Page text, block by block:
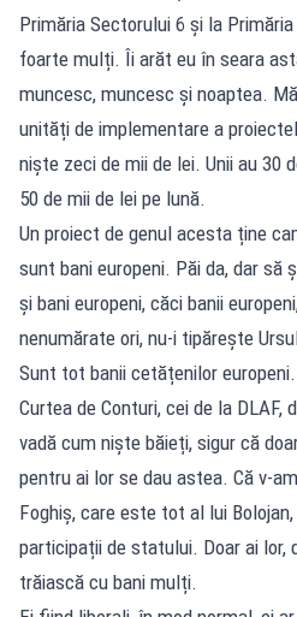
Primăria Sectorului 6 și la
foarte mulți. Îi arăt eu în seara
muncesc, muncesc și noaptea.
unități de implementare a
niște zeci de mii de lei. Unii au 30
50 de mii de lei pe lună.
Un proiect de genul acesta ține
sunt bani europeni. Păi da, dar
și bani europeni, căci banii
nenumărate ori, nu-i tipărește
Sunt tot banii cetățenilor
Curtea de Conturi, cei de la DLAF,
vadă cum niște băieți, sigur că
pentru ai lor se dau astea. Că v-
Foghiș, care este tot al lui
participații de statului. Doar ai lor,
trăiască cu bani mulți.